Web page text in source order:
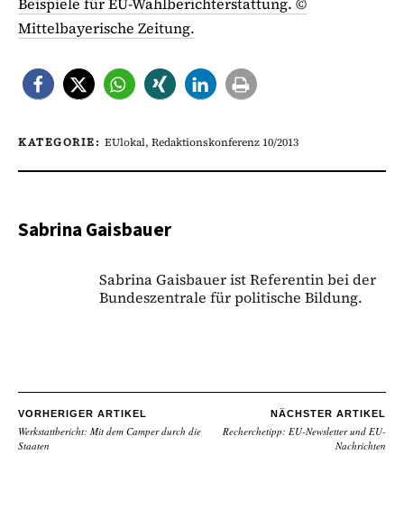
Mittelbayerische Zeitung.
KATEGORIE: EUlokal, Redaktionskonferenz 10/2013
Sabrina Gaisbauer
Sabrina Gaisbauer ist Referentin bei der
Bundeszentrale für politische Bildung.
VORHERIGER ARTIKEL
Werkstattbericht: Mit dem Camper durch die
Staaten
NÄCHSTER ARTIKEL
Recherchetipp: EU-Newsletter und EU-
Nachrichten